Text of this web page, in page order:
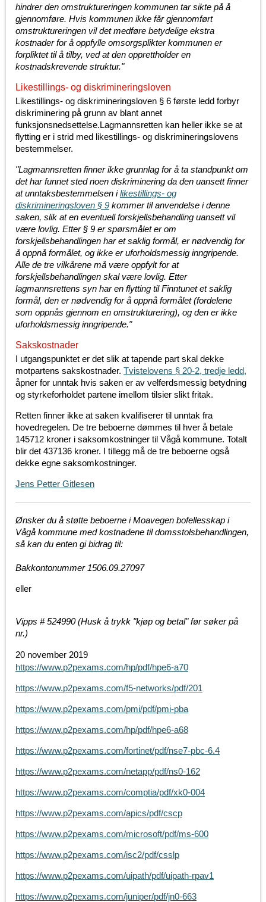
hindrer den omstruktureringen kommunen tar sikte på å
gjennomføre. Hvis kommunen ikke får gjennomført
omstruktureringen vil det medføre betydelige ekstra
kostnader for å oppfylle omsorgsplikter kommunen er
forpliktet til å tilby, ved at den opprettholder en
kostnadskrevende struktur."
Likestillings- og diskrimineringsloven
Likestillings- og diskrimineringsloven § 6 første ledd forbyr
diskriminering på grunn av blant annet
funksjonsnedsettelse.Lagmannsretten kan heller ikke se at
flytting er i strid med likestillings- og diskrimineringslovens
bestemmelser.
"Lagmannsretten finner ikke grunnlag for å ta standpunkt om
det har funnet sted noen diskriminering da den uansett finner
at unntaksbestemmelsen ilikestillings- og
diskrimineringsloven § 9 kommer til anvendelse i denne
saken, slik at en eventuell forskjellsbehandling uansett vil
være lovlig. Etter § 9 er spørsmålet er om
forskjellsbehandlingen har et saklig formål, er nødvendig for
å oppnå formålet, og ikke er uforholdsmessig inngripende.
Alle de tre vilkårene må være oppfylt for at
forskjellsbehandlingen skal være lovlig. Etter
lagmannsrettens syn har en flytting til Finntunet et saklig
formål, den er nødvendig for å oppnå formålet (fordelene
som oppnås gjennom en omstrukturering), og den er ikke
uforholdsmessig inngripende."
Sakskostnader
I utgangspunktet er det slik at tapende part skal dekke
motpartens sakskostnader. Tvistelovens § 20-2, tredje ledd,
åpner for unntak hvis saken er av velferdsmessig betydning
og styrkeforholdet partene imellom tilsier slikt fritak.
Retten finner ikke at saken kvalifiserer til unntak fra
hovedregelen. De tre beboerne dømmes til hver å betale
145712‬ kroner i saksomkostninger til Vågå kommune. Totalt
blir det 437136 kroner. I tillegg må de tre beboerne også
dekke egne saksomkostninger.
Jens Petter Gitlesen
Ønsker du å støtte beboerne i Moavegen bofellesskap i
Vågå kommune med kostnadene til domsstolsbehandlingen,
så kan du enten gi bidrag til:
Bakkontonummer 1506.09.27097
eller
Vipps # 524990(Husk å trykk "kjøp og betal" før søker på
nr.)
20 november 2019
https://www.p2pexams.com/hp/pdf/hpe6-a70
https://www.p2pexams.com/f5-networks/pdf/201
https://www.p2pexams.com/pmi/pdf/pmi-pba
https://www.p2pexams.com/hp/pdf/hpe6-a68
https://www.p2pexams.com/fortinet/pdf/nse7-pbc-6.4
https://www.p2pexams.com/netapp/pdf/ns0-162
https://www.p2pexams.com/comptia/pdf/xk0-004
https://www.p2pexams.com/apics/pdf/cscp
https://www.p2pexams.com/microsoft/pdf/ms-600
https://www.p2pexams.com/isc2/pdf/csslp
https://www.p2pexams.com/uipath/pdf/uipath-rpav1
https://www.p2pexams.com/juniper/pdf/jn0-663